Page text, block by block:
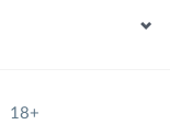
18+